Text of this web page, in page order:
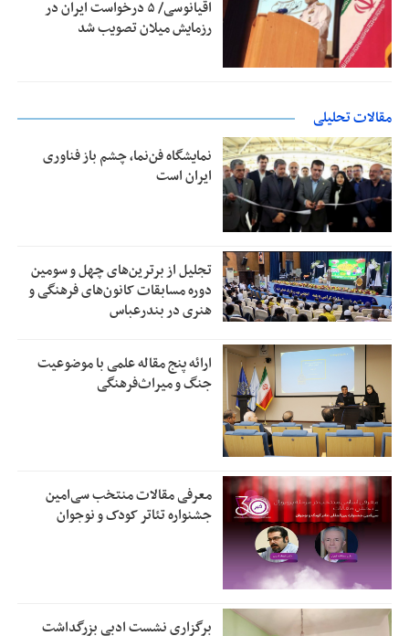
اقیانوسی/ ۵ درخواست ایران در
رزمایش میلان تصویب شد
مقالات تحلیلی
نمایشگاه فن‌نما، چشم باز فناوری
ایران است
تجلیل از بر‌ترین‌های چهل و سومین
دوره مسابقات کانون‌های فرهنگی و
هنری در بندرعباس
ارائه پنج مقاله علمی با موضوعیت
جنگ و میراث‌فرهنگی
معرفی مقالات منتخب سی‌امین
جشنواره تئاتر کودک و نوجوان
برگزاری نشست ادبی بزرگداشت